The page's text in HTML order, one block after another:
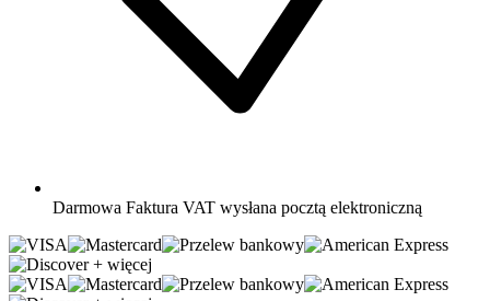
Darmowa Faktura VAT wysłana pocztą elektroniczną
+ więcej